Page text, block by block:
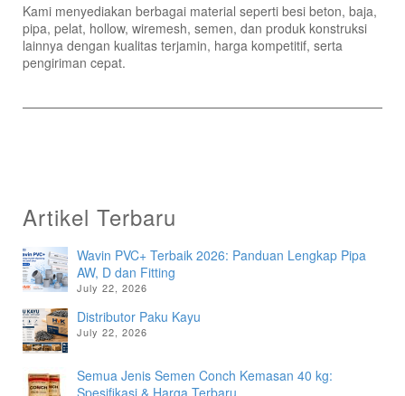
Kami menyediakan berbagai material seperti besi beton, baja,
pipa, pelat, hollow, wiremesh, semen, dan produk konstruksi
lainnya dengan kualitas terjamin, harga kompetitif, serta
pengiriman cepat.
Artikel Terbaru
Wavin PVC+ Terbaik 2026: Panduan Lengkap Pipa
AW, D dan Fitting
July 22, 2026
Distributor Paku Kayu
July 22, 2026
Semua Jenis Semen Conch Kemasan 40 kg:
Spesifikasi & Harga Terbaru